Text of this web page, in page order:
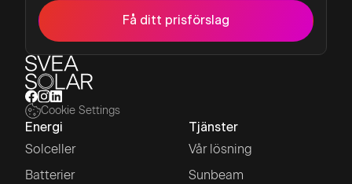
Få ditt prisförslag
Cookie Settings
Energi
Solceller
Batterier
Tjänster
Vår lösning
Sunbeam